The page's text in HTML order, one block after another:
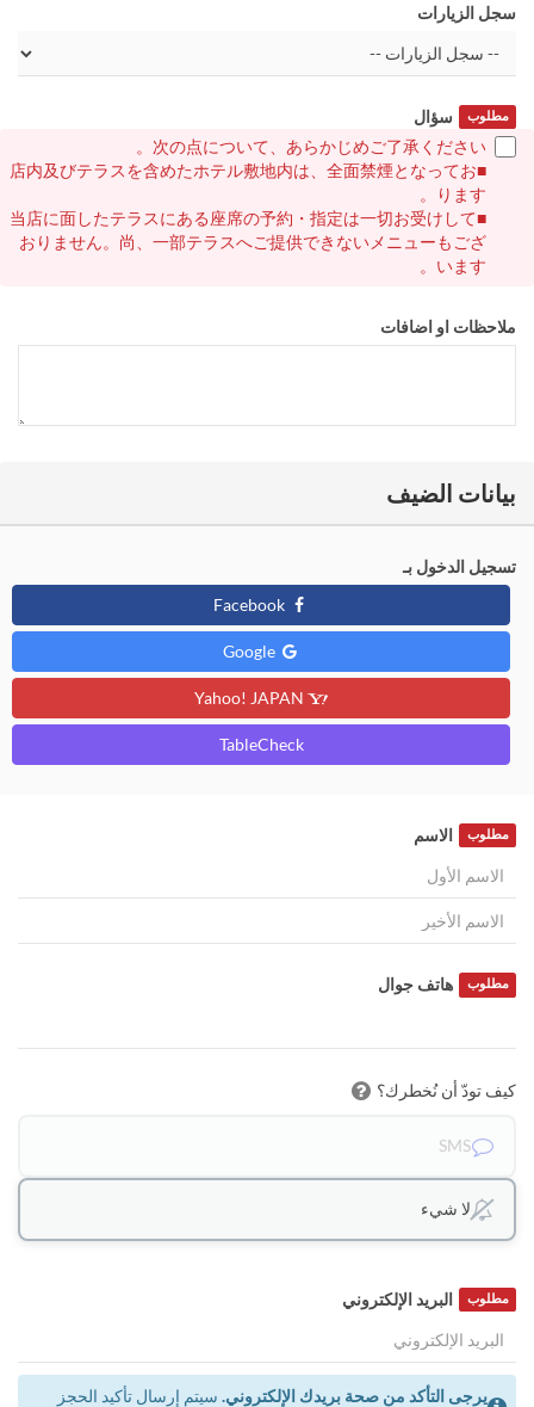
سجل الزيارات
سؤال مطلوب
次の点について、あらかじめご了承ください。
■店内及びテラスを含めたホテル敷地内は、全面禁煙となってお
ります。
■当店に面したテラスにある座席の予約・指定は一切お受けして
おりません。尚、一部テラスへご提供できないメニューもござ
います。
ملاحظات او اضافات
بيانات الضيف
تسجيل الدخول بـ
Facebook
Google
TableCheck
الاسم مطلوب
هاتف جوال مطلوب
كيف تودّ أن نُخطرك؟
SMS
لا شيء
البريد الإلكتروني مطلوب
يرجى التأكد من صحة بريدك الإلكتروني. سيتم إرسال تأكيد الحجز